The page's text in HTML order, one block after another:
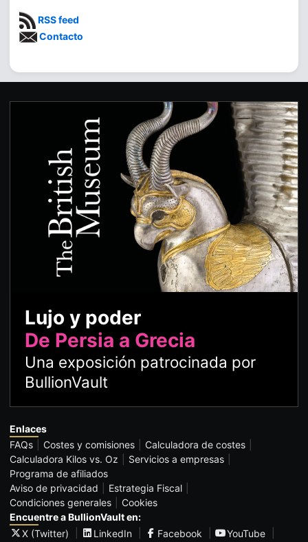
RSS feed
Contacto
Lujo y poder
De Persia a Grecia
Una exposición patrocinada por
BullionVault
Enlaces
FAQs
Costes y comisiones
Calculadora de costes
Calculadora Kilos vs. Oz
Servicios a empresas
Programa de afiliados
Aviso de privacidad
Estrategia Fiscal
Condiciones generales
Cookies
Encuentre a BullionVault en:
X (Twitter)
LinkedIn Facebook
YouTube